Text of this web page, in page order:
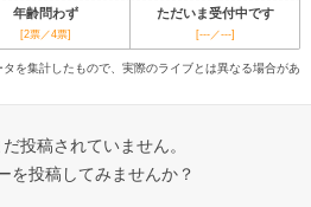
年齢問わず ただいま受付中です
[2票／4票] [---／---]
を集計したもので、実際のライブとは異なる場合があ
投稿されていません。
を投稿してみませんか？